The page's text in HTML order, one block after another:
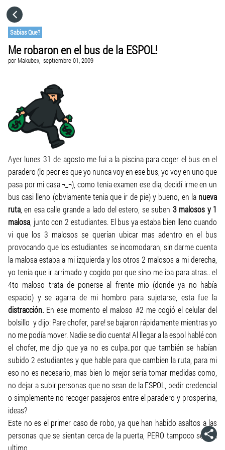
Sabias Que?
Me robaron en el bus de la ESPOL!
por Makubex, septiembre 01, 2009
Ayer lunes 31 de agosto me fui a la piscina para coger el bus en el
paradero (lo peor es que yo nunca voy en ese bus, yo voy en uno que
pasa por mi casa ¬_¬), como tenia examen ese dia, decidí irme en un
bus casi lleno (obviamente tenia que ir de pie) y bueno, en la nueva
ruta , en esa calle grande a lado del estero, se suben 3 malosos y 1
malosa , junto con 2 estudiantes. El bus ya estaba bien lleno cuando
vi que los 3 malosos se querían ubicar mas adentro en el bus
provocando que los estudiantes se incomodaran, sin darme cuenta
la malosa estaba a mi izquierda y los otros 2 malosos a mi derecha,
yo tenia que ir arrimado y cogido por que sino me iba para atras.. el
4to maloso trata de ponerse al frente mio (donde ya no había
espacio) y se agarra de mi hombro para sujetarse, esta fue la
distracción. En ese momento el maloso #2 me cogió el celular del
bolsillo y dijo:Pare chofer, pare!se bajaron rápidamente mientras yo
no me podía mover. Nadie se dio cuenta! Al llegar a la espol hablé con
el chofer, me dijo que ya no es culpa..por que también se habían
subido 2 estudiantes y que hable para que cambien la ruta, para mi
eso no es necesario, mas bien lo mejor sería tomar medidas como,
no dejar a subir personas que no sean de la ESPOL, pedir credencial
o simplemente no recoger pasajeros entre el paradero y prosperina,
ideas?
Este no es el primer caso de robo, ya que han habido asaltos a las
personas que se sientan cerca de la puerta, PERO tampoco será el
ultimo.
CATEGORÍAS